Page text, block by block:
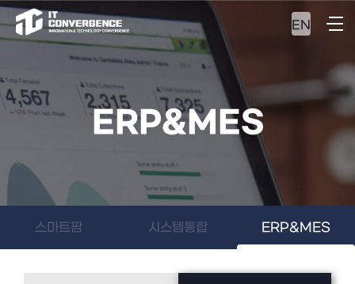
EN
ERP&MES
스마트팜 시스템통합 ERP&MES